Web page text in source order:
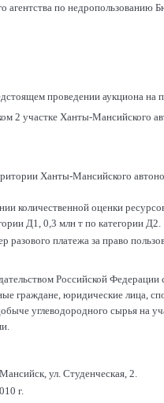
по недропользованию
проведении аукциона на
2 участке Ханты-Мансийского
Ханты-Мансийского
количественной оценки
Д1, 0,3 млн т по категории Д2.
платежа за право
Российской
граждане, юридические лица,
углеводородного сырья на
ул. Студенческая, 2.
г.